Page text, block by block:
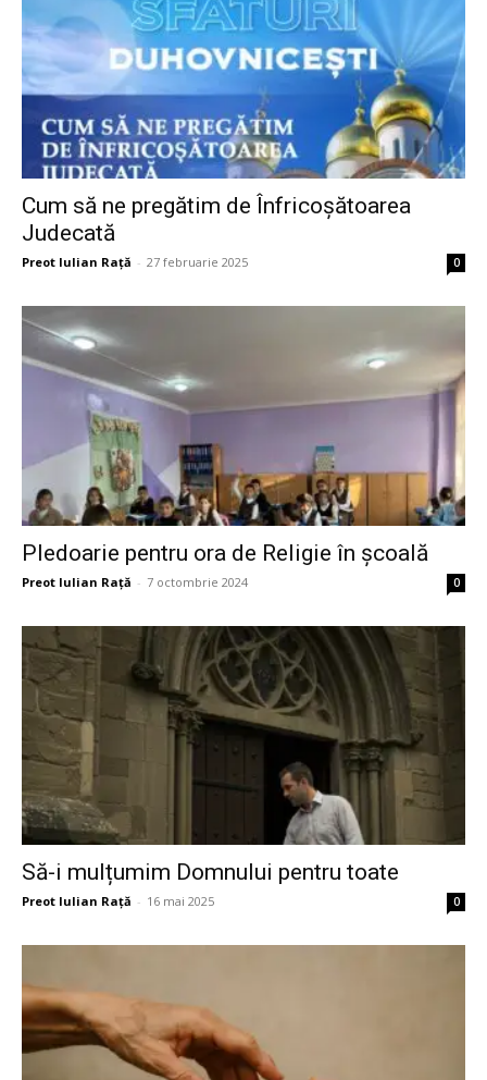
Cum să ne pregătim de Înfricoșătoarea
Judecată
Preot Iulian Raţă - 27 februarie 2025 0
Pledoarie pentru ora de Religie în școală
Preot Iulian Raţă - 7 octombrie 2024 0
Să-i mulțumim Domnului pentru toate
Preot Iulian Raţă - 16 mai 2025 0